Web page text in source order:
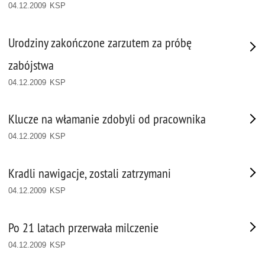
04.12.2009 KSP
Urodziny zakończone zarzutem za próbę
zabójstwa
04.12.2009 KSP
Klucze na włamanie zdobyli od pracownika
04.12.2009 KSP
Kradli nawigacje, zostali zatrzymani
04.12.2009 KSP
Po 21 latach przerwała milczenie
04.12.2009 KSP